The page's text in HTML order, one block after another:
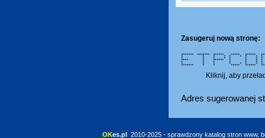
Zasugeruj nową stronę:
******* ******* ****** *****
* * * * * * * * *
* * * * * * * * *
**** * ****** * * *
* * * * * * *
* * * * * * * *
******* * * ***** ******
Kliknij, aby
Adres sugerowanej
OKes.pl 2010-2025 - sprawdzony katalog stron www,